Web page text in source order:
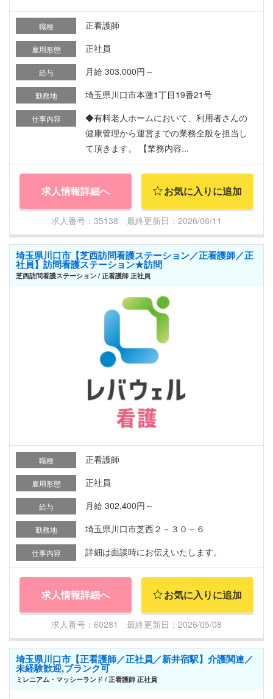
職種 正看護師
雇用形態 正社員
給与 月給 303,000円～
勤務地 埼玉県川口市本蓮1丁目19番21号
仕事内容
◆有料老人ホームにおいて、利用者さんの
健康管理から運営までの業務全般を担当し
て頂きます。 【業務内容...
求人情報詳細へ お気に入りに追加
求人番号：35138 最終更新日：2026/06/11
埼玉県川口市【芝西訪問看護ステーション／正看護師／正
社員】訪問看護ステーション★訪問
芝西訪問看護ステーション / 正看護師 正社員
職種 正看護師
雇用形態 正社員
給与 月給 302,400円～
勤務地 埼玉県川口市芝西２－３０－６
仕事内容 詳細は面談時にお伝えいたします。
求人情報詳細へ お気に入りに追加
求人番号：60281 最終更新日：2026/05/08
埼玉県川口市【正看護師／正社員／新井宿駅】介護関連／
未経験歓迎,ブランク可
ミレニアム・マッシーランド / 正看護師 正社員